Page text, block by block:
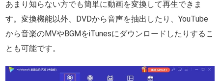
あまり知らない方でも簡単に動画を変換して再生できま
す。変換機能以外、DVDから音声を抽出したり、YouTube
から音楽のMVやBGMをiTunesにダウンロードしたりするこ
とも可能です。